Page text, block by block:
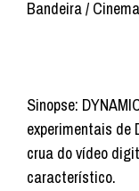
Bandeira /
Sinopse:
experimentais de
crua do vídeo
característico.